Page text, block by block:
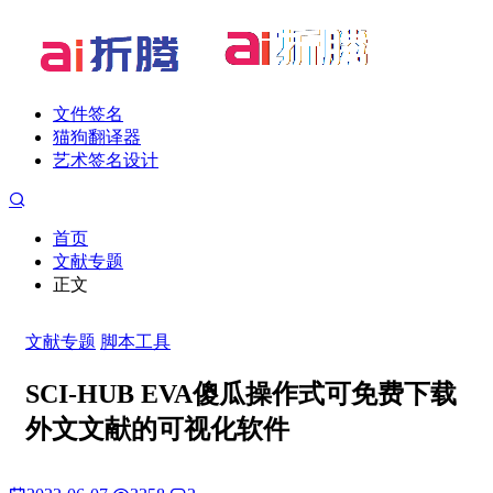
文件签名
猫狗翻译器
艺术签名设计
首页
文献专题
正文
文献专题 脚本工具
SCI-HUB EVA傻瓜操作式可免费下载
外文文献的可视化软件